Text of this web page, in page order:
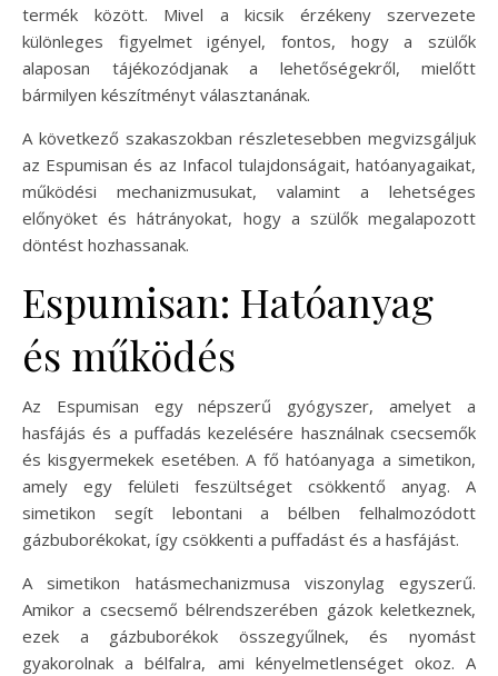
termék között. Mivel a kicsik érzékeny szervezete
különleges figyelmet igényel, fontos, hogy a szülők
alaposan tájékozódjanak a lehetőségekről, mielőtt
bármilyen készítményt választanának.
A következő szakaszokban részletesebben megvizsgáljuk
az Espumisan és az Infacol tulajdonságait, hatóanyagaikat,
működési mechanizmusukat, valamint a lehetséges
előnyöket és hátrányokat, hogy a szülők megalapozott
döntést hozhassanak.
Espumisan: Hatóanyag
és működés
Az Espumisan egy népszerű gyógyszer, amelyet a
hasfájás és a puffadás kezelésére használnak csecsemők
és kisgyermekek esetében. A fő hatóanyaga a simetikon,
amely egy felületi feszültséget csökkentő anyag. A
simetikon segít lebontani a bélben felhalmozódott
gázbuborékokat, így csökkenti a puffadást és a hasfájást.
A simetikon hatásmechanizmusa viszonylag egyszerű.
Amikor a csecsemő bélrendszerében gázok keletkeznek,
ezek a gázbuborékok összegyűlnek, és nyomást
gyakorolnak a bélfalra, ami kényelmetlenséget okoz. A